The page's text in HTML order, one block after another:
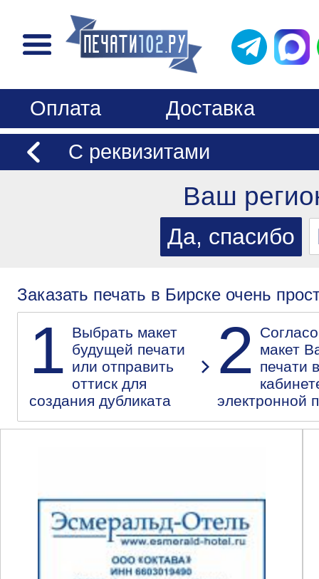
Оплата
Доставка
С реквизитами
Ваш
Заказать печать в Бирске очень
1 Выбрать макет
будущей печати
или отправить
оттиск для
создания дубликата
2
макет
печати
электронной